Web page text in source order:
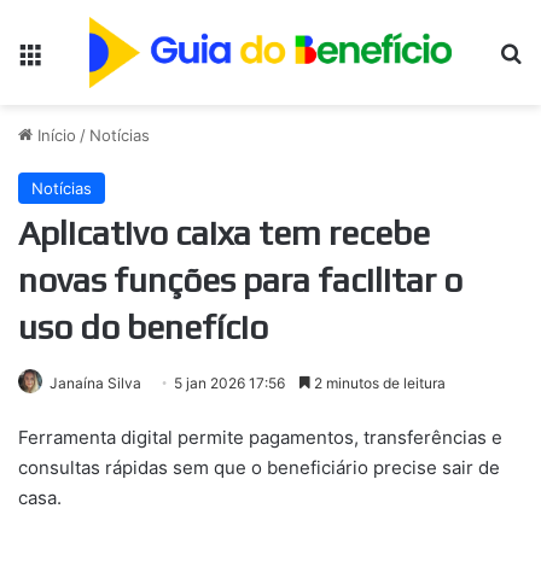
Início / Notícias
Notícias
Aplicativo caixa tem recebe
novas funções para facilitar o
uso do benefício
Janaína Silva 5 jan 2026 17:56 2 minutos de leitura
Ferramenta digital permite pagamentos, transferências e
consultas rápidas sem que o beneficiário precise sair de
casa.